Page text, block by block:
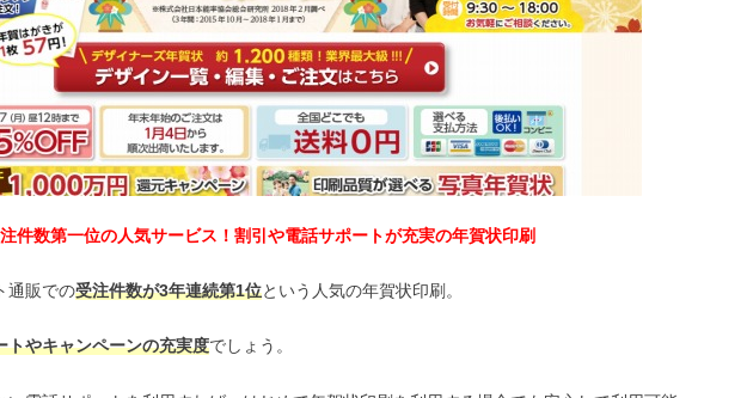
件数第一位の人気サービス！割引や電話サポートが充実の年賀状印刷
通販での受注件数が3年連続第1位という人気の年賀状印刷。
トやキャンペーンの充実度でしょう。